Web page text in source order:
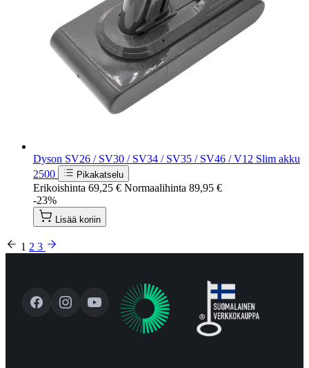
Dyson SV26 / SV30 / SV34 / SV35 / SV46 / V12 Slim akku
2500
Pikakatselu
Erikoishinta 69,25 € Normaalihinta 89,95 €
-23%
Lisää koriin
1 2 3